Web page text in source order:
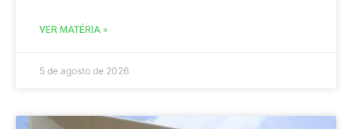
VER MATÉRIA »
5 de agosto de 2026